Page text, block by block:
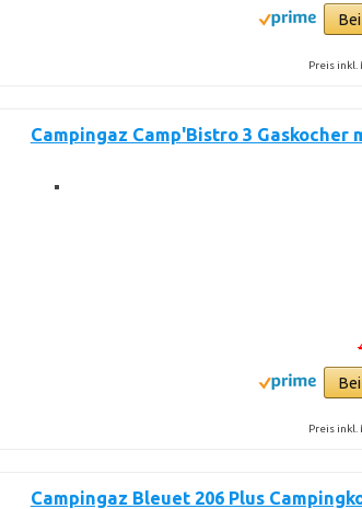
Preis inkl.
Campingaz Camp'Bistro 3
Preis inkl.
Campingaz Bleuet 206 Plus